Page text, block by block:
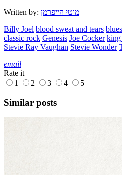
Written by: מוטי הייפרמן
Billy Joel blood sweat and tears
classic rock Genesis Joe Cocker king
Stevie Ray Vaughan Stevie Wonder
email
Rate it
1
2 3 4 5
Similar posts